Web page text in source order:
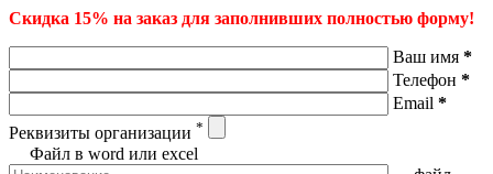
Скидка 15% на заказ для заполнивших полностью форму!
Ваш имя *
Телефон *
Email *
Реквизиты организации *
Файл в word или excel